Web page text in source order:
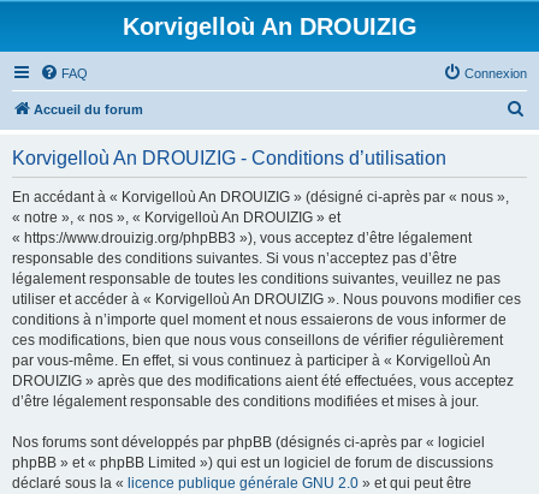
Korvigelloù An DROUIZIG
FAQ Connexion
Accueil du forum
Korvigelloù An DROUIZIG - Conditions d’utilisation
En accédant à « Korvigelloù An DROUIZIG » (désigné ci-après par « nous »,
« notre », « nos », « Korvigelloù An DROUIZIG » et
« https://www.drouizig.org/phpBB3 »), vous acceptez d’être légalement
responsable des conditions suivantes. Si vous n’acceptez pas d’être
légalement responsable de toutes les conditions suivantes, veuillez ne pas
utiliser et accéder à « Korvigelloù An DROUIZIG ». Nous pouvons modifier ces
conditions à n’importe quel moment et nous essaierons de vous informer de
ces modifications, bien que nous vous conseillons de vérifier régulièrement
par vous-même. En effet, si vous continuez à participer à « Korvigelloù An
DROUIZIG » après que des modifications aient été effectuées, vous acceptez
d’être légalement responsable des conditions modifiées et mises à jour.
Nos forums sont développés par phpBB (désignés ci-après par « logiciel
phpBB » et « phpBB Limited ») qui est un logiciel de forum de discussions
déclaré sous la « licence publique générale GNU 2.0 » et qui peut être